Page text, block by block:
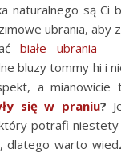
naturalnego są Ci
ubrania, aby
białe ubrania –
bluzy tommy hi i
a mianowicie
się w praniu?
potrafi niestety
dlatego warto